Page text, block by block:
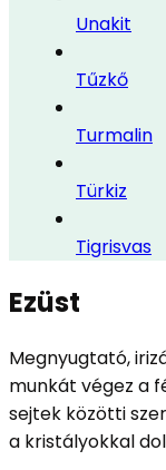
Unakit
Tűzkő
Turmalin
Türkiz
Tigrisvas
Ezüst
Megnyugtató,
munkát végez a
sejtek közötti
a kristályokkal